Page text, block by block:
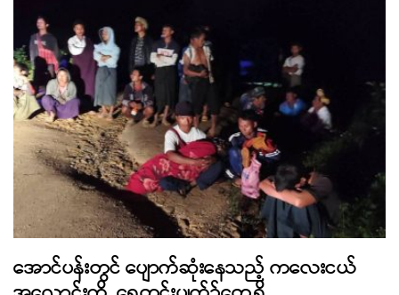
အောင်ပန်းတွင် ပျောက်ဆုံးနေသည့် ကလေးငယ်